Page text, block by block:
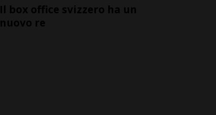
Il box office svizzero ha un
nuovo re